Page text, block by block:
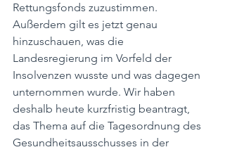
Rettungsfonds zuzustimmen.
Außerdem gilt es jetzt genau
hinzuschauen, was die
Landesregierung im Vorfeld der
Insolvenzen wusste und was dagegen
unternommen wurde. Wir haben
deshalb heute kurzfristig beantragt,
das Thema auf die Tagesordnung des
Gesundheitsausschusses in der